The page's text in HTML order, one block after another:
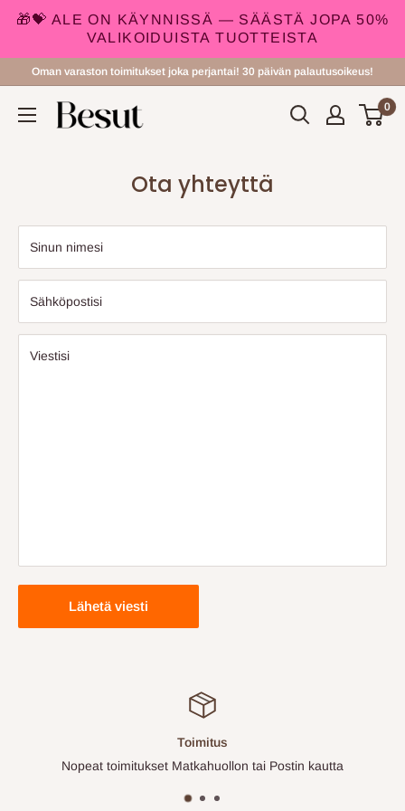
🎁💝 ALE ON KÄYNNISSÄ — SÄÄSTÄ JOPA 50%
VALIKOIDUISTA TUOTTEISTA
Oman varaston toimitukset joka perjantai! 30 päivän palautusoikeus!
Besut.fi 0
Ota yhteyttä
Sinun nimesi
Sähköpostisi
Viestisi
Lähetä viesti
Toimitus
Nopeat toimitukset Matkahuollon tai Postin kautta